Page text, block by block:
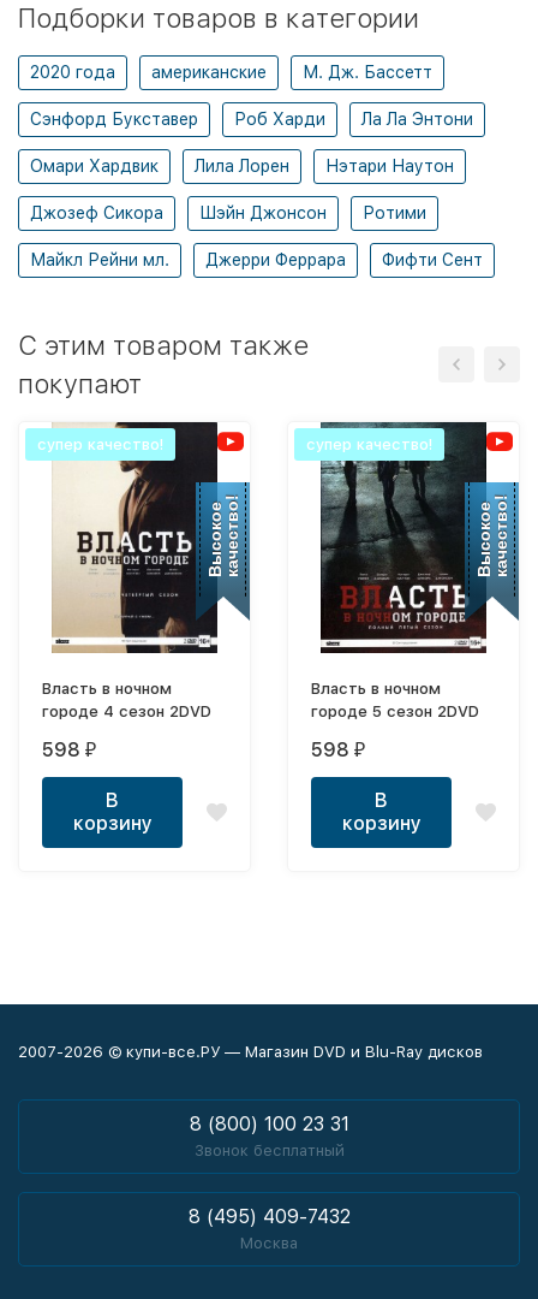
Подборки товаров в категории
2020 года американские М. Дж. Бассетт
Сэнфорд Букставер Роб Харди Ла Ла Энтони
Омари Хардвик Лила Лорен Нэтари Наутон
Джозеф Сикора Шэйн Джонсон Ротими
Майкл Рейни мл. Джерри Феррара Фифти Сент
C этим товаром также
покупают
Высокоекачество!
супер качество!
Власть в ночном
городе 4 сезон 2DVD
598 ₽
В
корзину
Высокоекачество!
супер качество!
Власть в ночном
городе 5 сезон 2DVD
598 ₽
В
корзину
2007-2026 © купи-все.РУ — Магазин DVD и Blu-Ray дисков
8 (800) 100 23 31
Звонок бесплатный
8 (495) 409-7432
Москва